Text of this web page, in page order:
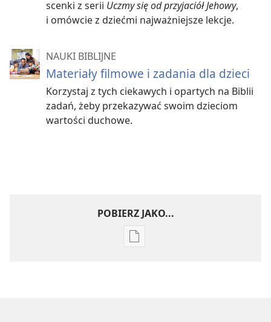
scenki z serii Uczmy się od przyjaciół Jehowy,
i omówcie z dziećmi najważniejsze lekcje.
NAUKI BIBLIJNE
Materiały filmowe i zadania dla dzieci
Korzystaj z tych ciekawych i opartych na Biblii
zadań, żeby przekazywać swoim dzieciom
wartości duchowe.
POBIERZ JAKO...
Ustawienia